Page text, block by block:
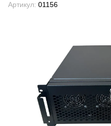
Артикул: 01156